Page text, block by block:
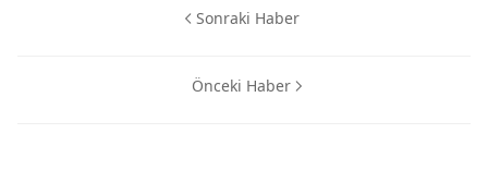
Sonraki Haber
Önceki Haber